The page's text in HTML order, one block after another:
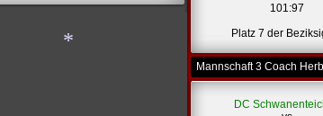
101:97
Platz 7 der
Mannschaft 3 Coach
DC